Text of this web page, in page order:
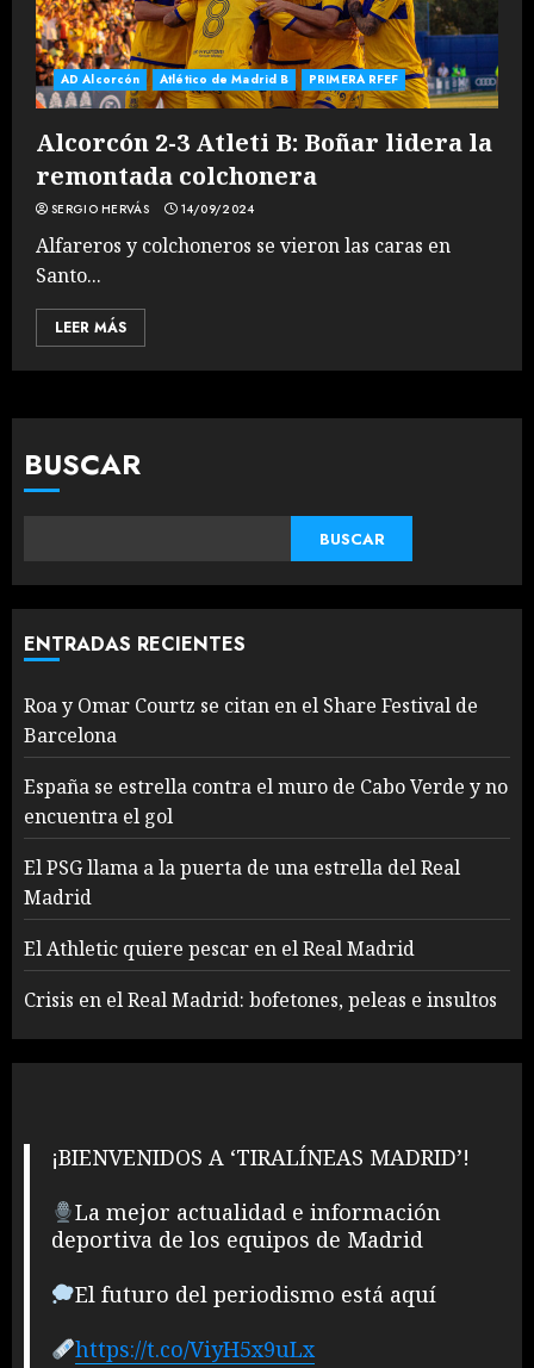
AD Alcorcón Atlético de Madrid B PRIMERA RFEF
Alcorcón 2-3 Atleti B: Boñar lidera la
remontada colchonera
SERGIO HERVÁS 14/09/2024
Alfareros y colchoneros se vieron las caras en
Santo...
LEER MÁS
BUSCAR
BUSCAR
ENTRADAS RECIENTES
Roa y Omar Courtz se citan en el Share Festival de
Barcelona
España se estrella contra el muro de Cabo Verde y no
encuentra el gol
El PSG llama a la puerta de una estrella del Real
Madrid
El Athletic quiere pescar en el Real Madrid
Crisis en el Real Madrid: bofetones, peleas e insultos
¡BIENVENIDOS A ‘TIRALÍNEAS MADRID’!
La mejor actualidad e información
deportiva de los equipos de Madrid
El futuro del periodismo está aquí
https://t.co/ViyH5x9uLx